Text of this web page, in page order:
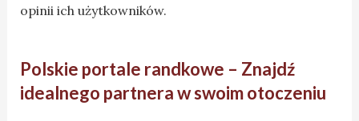
opinii ich użytkowników.
Polskie portale randkowe – Znajdź
idealnego partnera w swoim otoczeniu